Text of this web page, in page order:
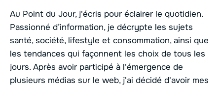
Au Point du Jour, j'écris pour éclairer le quotidien.
Passionné d’information, je décrypte les sujets
santé, société, lifestyle et consommation, ainsi que
les tendances qui façonnent les choix de tous les
jours. Après avoir participé à l'émergence de
plusieurs médias sur le web, j'ai décidé d'avoir mes